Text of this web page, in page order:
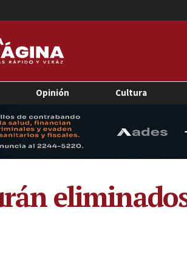
Opinión Cultura